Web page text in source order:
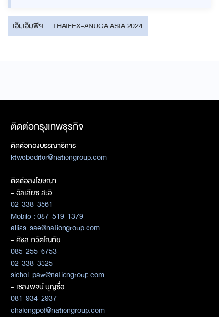
เอ็มเอ็มพีฯ THAIFEX-ANUGA ASIA 2024
ติดต่อกรุงเทพธุรกิจ
ติดต่อกองบรรณาธิการ
ktwebeditor@nationgroup.com
ติดต่อลงโฆษณา
- อัลเลียซ สะอิ
02-338-3561
Mobile : 087-519-1379
allias_sae@nationgroup.com
- ศิชล ภวัตโณทัย
085-255-6753
02-338-3325
sichol_paw@nationgroup.com
- เชลงพจน์ บุญซื่อ
081-934-2937
chalengpot@nationgroup.com